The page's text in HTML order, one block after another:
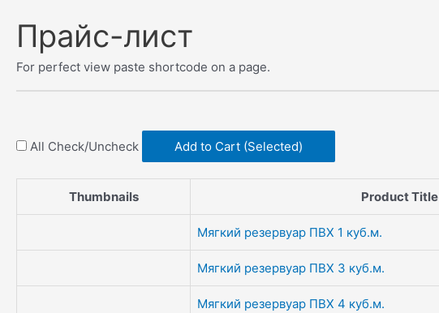
content
Прайс-лист
For perfect view paste shortcode on a page.
All Check/Uncheck Add to Cart (Selected)
Thumbnails Product Title
Мягкий резервуар ПВХ 1 куб.м.
Мягкий резервуар ПВХ 3 куб.м.
Мягкий резервуар ПВХ 4 куб.м.